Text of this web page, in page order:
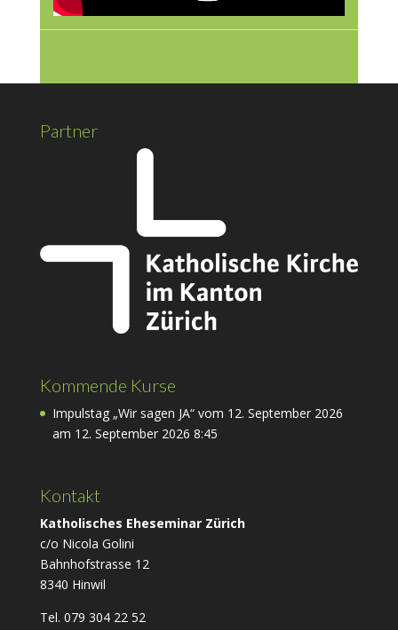
Partner
Kommende Kurse
Impulstag „Wir sagen JA“ vom 12. September 2026
am 12. September 2026 8:45
Kontakt
Katholisches Eheseminar Zürich
c/o Nicola Golini
Bahnhofstrasse 12
8340 Hinwil
Tel. 079 304 22 52